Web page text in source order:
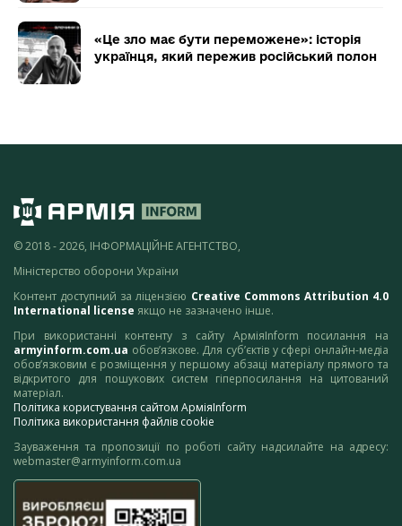
«Це зло має бути переможене»: історія
українця, який пережив російський полон
© 2018 - 2026, ІНФОРМАЦІЙНЕ АГЕНТСТВО,
Міністерство оборони України
Контент доступний за ліцензією Creative Commons Attribution 4.0
International license якщо не зазначено інше.
При використанні контенту з сайту АрміяInform посилання на
armyinform.com.ua обов’язкове. Для суб’єктів у сфері онлайн-медіа
обов’язковим є розміщення у першому абзаці матеріалу прямого та
відкритого для пошукових систем гіперпосилання на цитований
матеріал.
Політика користування сайтом АрміяInform
Політика використання файлів cookie
Зауваження та пропозиції по роботі сайту надсилайте на адресу:
webmaster@armyinform.com.ua